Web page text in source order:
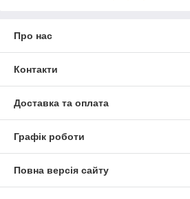
Про нас
Контакти
Доставка та оплата
Графік роботи
Повна версія сайту